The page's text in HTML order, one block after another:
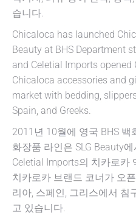
습니다.
Chicaloca has launched
Beauty at BHS Department
and Celetial Imports
Chicaloca accessories and
market with bedding,
Spain, and Greeks.
2011년 10월에 영국 BHS
화장품 라인은 SLG Beauty
Celetial Imports의 치카로카
치카로카 브랜드 코너가 오
리아, 스페인, 그리스에서 침
고 있습니다.